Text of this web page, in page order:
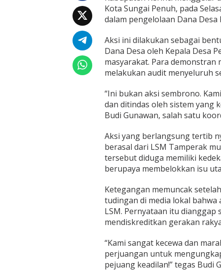
a
P
e
a
y
a
n
g
a
y
a
2
2
1
–
2
0
4
Kota Sungai Penuh, pada
dalam pengelolaan Dana
Aksi ini dilakukan sebagai
Dana Desa oleh Kepala Desa
masyarakat. Para demonstran
melakukan audit menyeluruh
“Ini bukan aksi sembrono.
dan ditindas oleh sistem yang
Budi Gunawan, salah satu
Aksi yang berlangsung tertib
berasal dari LSM Tamperak
tersebut diduga memiliki
berupaya membelokkan isu
Ketegangan memuncak
tudingan di media lokal
LSM. Pernyataan itu
mendiskreditkan gerakan
“Kami sangat kecewa dan
perjuangan untuk
pejuang keadilan!” tegas Budi